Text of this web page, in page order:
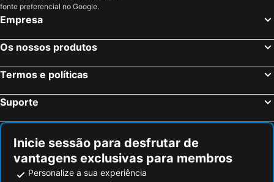
fonte preferencial no Google.
Empresa
Os nossos produtos
Termos e políticas
Suporte
Inicie sessão para desfrutar de
vantagens exclusivas para membros
Personalize a sua experiência